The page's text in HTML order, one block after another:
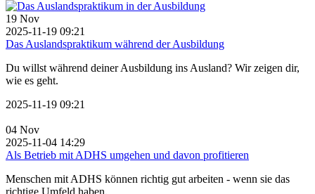
19 Nov
2025-11-19 09:21
Das Auslandspraktikum während der Ausbildung
Du willst während deiner Ausbildung ins Ausland? Wir zeigen dir,
wie es geht.
2025-11-19 09:21
04 Nov
2025-11-04 14:29
Als Betrieb mit ADHS umgehen und davon profitieren
Menschen mit ADHS können richtig gut arbeiten - wenn sie das
richtige Umfeld haben.